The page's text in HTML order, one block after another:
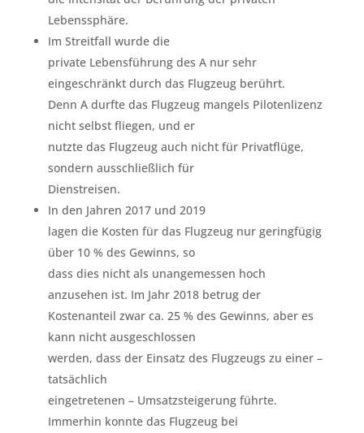
Lebenssphäre.
Im Streitfall wurde die
private Lebensführung des A nur sehr
eingeschränkt durch das Flugzeug berührt.
Denn A durfte das Flugzeug mangels Pilotenlizenz
nicht selbst fliegen, und er
nutzte das Flugzeug auch nicht für Privatflüge,
sondern ausschließlich für
Dienstreisen.
In den Jahren 2017 und 2019
lagen die Kosten für das Flugzeug nur geringfügig
über 10 % des Gewinns, so
dass dies nicht als unangemessen hoch
anzusehen ist. Im Jahr 2018 betrug der
Kostenanteil zwar ca. 25 % des Gewinns, aber es
kann nicht ausgeschlossen
werden, dass der Einsatz des Flugzeugs zu einer –
tatsächlich
eingetretenen – Umsatzsteigerung führte.
Immerhin konnte das Flugzeug bei